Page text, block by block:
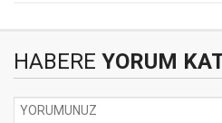
HABERE YORUM